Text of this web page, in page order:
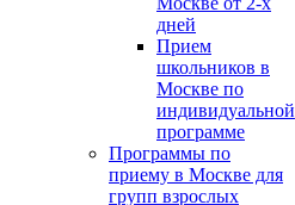
дней
Прием
школьников в
Москве по
индивидуальной
программе
Программы по
приему в Москве для
групп взрослых